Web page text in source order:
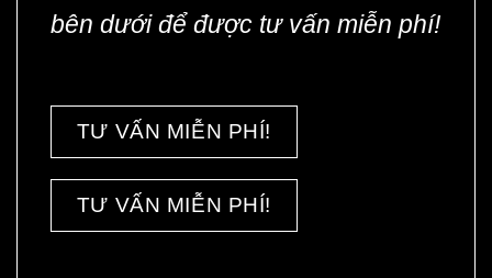
bên dưới để được tư vấn miễn phí!
TƯ VẤN MIỄN PHÍ!
TƯ VẤN MIỄN PHÍ!